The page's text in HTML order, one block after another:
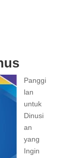
Panggi
lan
untuk
Dinusi
an
yang
Ingin